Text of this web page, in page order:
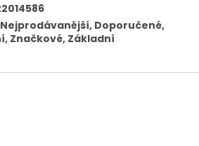
Nejprodávanější, Doporučené,
Značkové, Základní